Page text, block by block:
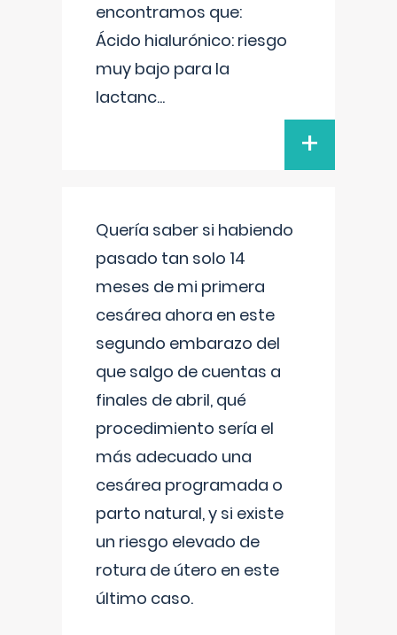
encontramos que:
Ácido hialurónico: riesgo
muy bajo para la
lactanc...
+
Quería saber si habiendo
pasado tan solo 14
meses de mi primera
cesárea ahora en este
segundo embarazo del
que salgo de cuentas a
finales de abril, qué
procedimiento sería el
más adecuado una
cesárea programada o
parto natural, y si existe
un riesgo elevado de
rotura de útero en este
último caso.